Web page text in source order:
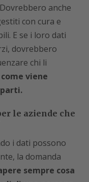
Dovrebbero anche
con cura e
E se i loro dati
dovrebbero
chi li
viene
le aziende che
i dati possono
la domanda
sempre cosa